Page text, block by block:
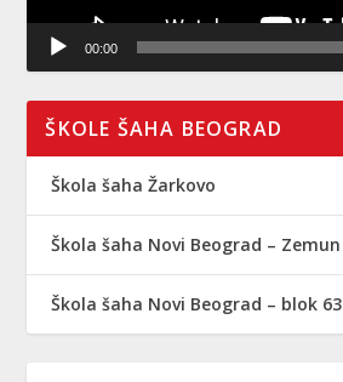
00:00
ŠKOLE ŠAHA BEOGRAD
Škola šaha Žarkovo
Škola šaha Novi Beograd – Zemun
Škola šaha Novi Beograd – blok 63